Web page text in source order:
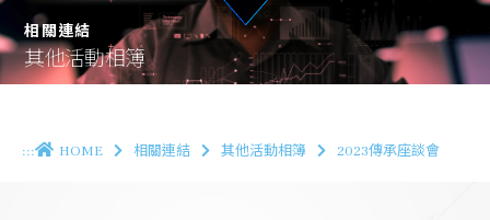
相關連結
其他活動相簿
::: HOME 相關連結 其他活動相簿 2023傳承座談會